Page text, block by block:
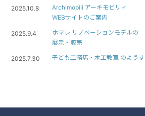
2025.10.8
Archimobili アーキモビリィ
WEBサイトのご案内
2025.9.4
ホマレ リノベーションモデルの
展示・販売
2025.7.30 子ども工務店・木工教室 のようす